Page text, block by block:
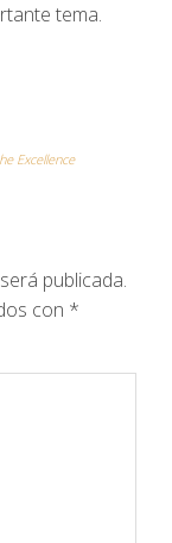
tema.
Excellence
publicada.
con *